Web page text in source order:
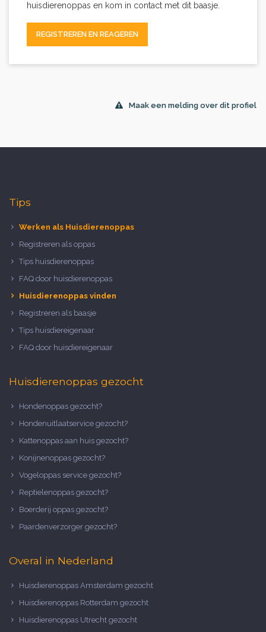
huisdierenoppas en kom in contact met dit baasje.
REGISTREREN EN REAGEREN
Maak een melding over dit profiel
Tips
Werken als Huisdierenoppas
Registreren als oppas
Tips huisdierenoppas
FAQ door huisdierenoppas
Huisdierenoppas vinden
Registreren als baasje
Tips huisdiereigenaar
FAQ door huisdiereigenaar
Huisdierenoppas gezocht
Hondenoppas gezocht?
Hondenuitlaatservice gezocht?
Kattenoppas aan huis gezocht?
Konijnenoppas gezocht?
Vogeloppas service gezocht?
Reptielenoppas gezocht?
Boerderij oppas gezocht?
Paardenverzorger gezocht?
Overal in Nederland
Huisdierenoppas Amsterdam gezocht
Huisdierenoppas Rotterdam gezocht
Huisdierenoppas Utrecht gezocht